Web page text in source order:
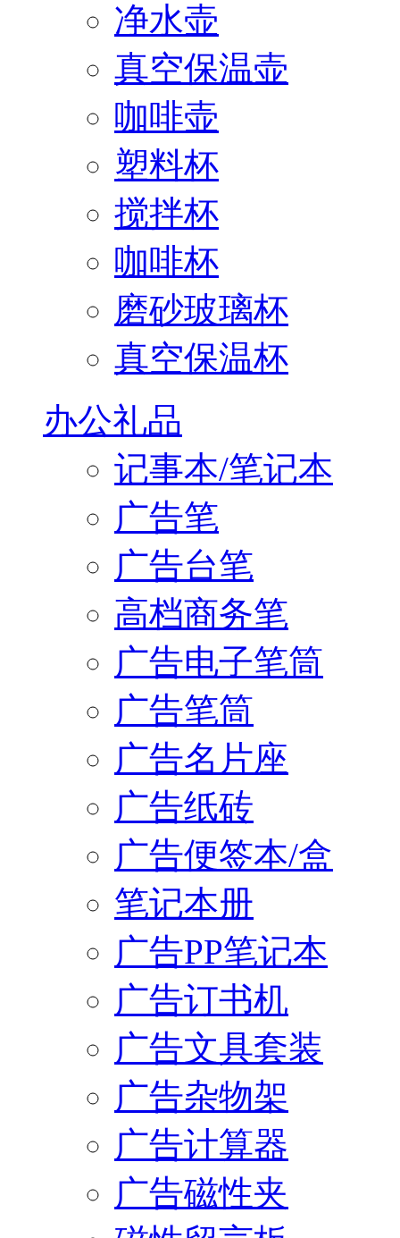
净水壶
真空保温壶
咖啡壶
塑料杯
搅拌杯
咖啡杯
磨砂玻璃杯
真空保温杯
办公礼品
记事本/笔记本
广告笔
广告台笔
高档商务笔
广告电子笔筒
广告笔筒
广告名片座
广告纸砖
广告便签本/盒
笔记本册
广告PP笔记本
广告订书机
广告文具套装
广告杂物架
广告计算器
广告磁性夹